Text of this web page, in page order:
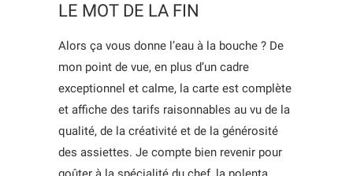
LE MOT DE LA FIN
Alors ça vous donne l’eau à la bouche ? De
mon point de vue, en plus d’un cadre
exceptionnel et calme, la carte est complète
et affiche des tarifs raisonnables au vu de la
qualité, de la créativité et de la générosité
des assiettes. Je compte bien revenir pour